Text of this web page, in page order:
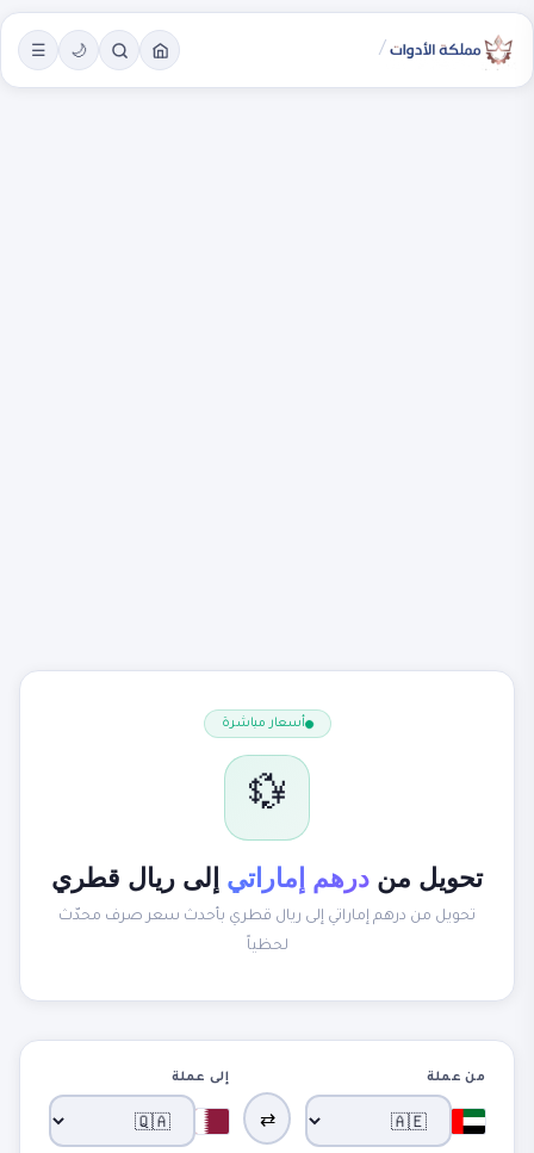
/
🌙
☰
أسعار مباشرة
💱
تحويل من درهم إماراتي إلى ريال قطري
تحويل من درهم إماراتي إلى ريال قطري بأحدث سعر صرف محدّث
لحظياً
من عملة
⇄
إلى عملة